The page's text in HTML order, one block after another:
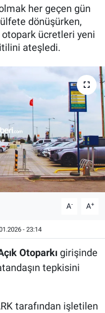
her geçen gün
dönüşürken,
otopark ücretleri yeni
ateşledi.
A- A+
- 23:14
Otoparkıgirişinde
tepkisini
tarafından işletilen